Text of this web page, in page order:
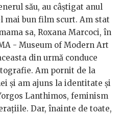
său, au câștigat anul
mai bun film scurt. Am stat
sa, Roxana Marcoci, în
- Museum of Modern Art
din urmă conduce
Am pornit de la
și am ajuns la identitate și
Lanthimos, feminism
Dar, înainte de toate,